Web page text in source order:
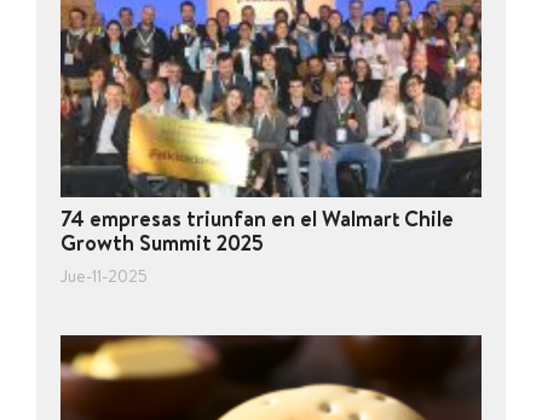
74 empresas triunfan en el Walmart Chile
Growth Summit 2025
Jue-11-2025